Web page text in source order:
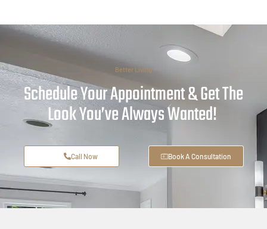
Better Living
Schedule Your Appointment & Get The
Look You’ve Always Wanted!
Call Now Book A Consultation